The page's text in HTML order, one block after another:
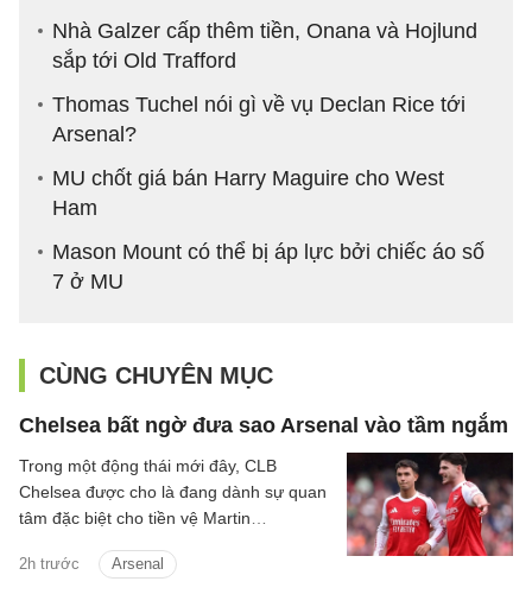
Nhà Galzer cấp thêm tiền, Onana và Hojlund
sắp tới Old Trafford
Thomas Tuchel nói gì về vụ Declan Rice tới
Arsenal?
MU chốt giá bán Harry Maguire cho West
Ham
Mason Mount có thể bị áp lực bởi chiếc áo số
7 ở MU
CÙNG CHUYÊN MỤC
Chelsea bất ngờ đưa sao Arsenal vào tầm ngắm
2h trước Arsenal
Trong một động thái mới đây, CLB
Chelsea được cho là đang dành sự quan
tâm đặc biệt cho tiền vệ Martin